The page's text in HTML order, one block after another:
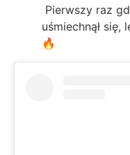
Pierwszy raz
uśmiechnął
🔥